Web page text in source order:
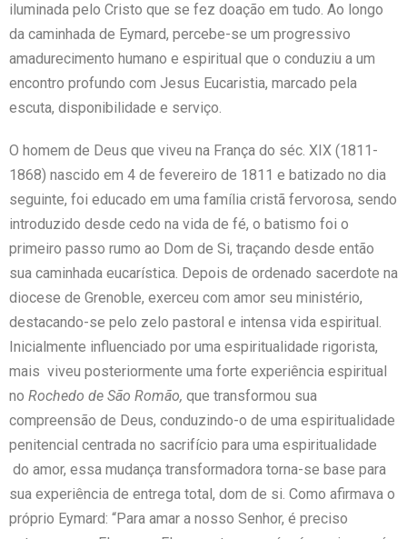
iluminada pelo Cristo que se fez doação em tudo. Ao longo
da caminhada de Eymard, percebe-se um progressivo
amadurecimento humano e espiritual que o conduziu a um
encontro profundo com Jesus Eucaristia, marcado pela
escuta, disponibilidade e serviço.
O homem de Deus que viveu na França do séc. XIX (1811-
1868) nascido em 4 de fevereiro de 1811 e batizado no dia
seguinte, foi educado em uma família cristã fervorosa, sendo
introduzido desde cedo na vida de fé, o batismo foi o
primeiro passo rumo ao Dom de Si, traçando desde então
sua caminhada eucarística. Depois de ordenado sacerdote na
diocese de Grenoble, exerceu com amor seu ministério,
destacando-se pelo zelo pastoral e intensa vida espiritual.
Inicialmente influenciado por uma espiritualidade rigorista,
mais viveu posteriormente uma forte experiência espiritual
no Rochedo de São Romão, que transformou sua
compreensão de Deus, conduzindo-o de uma espiritualidade
penitencial centrada no sacrifício para uma espiritualidade
do amor, essa mudança transformadora torna-se base para
sua experiência de entrega total, dom de si. Como afirmava o
próprio Eymard: “Para amar a nosso Senhor, é preciso